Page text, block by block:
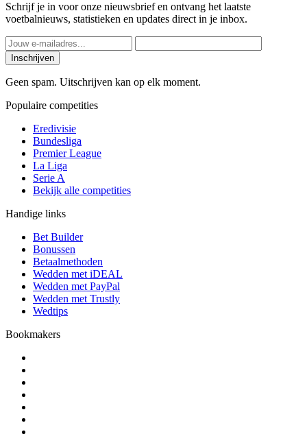
Schrijf je in voor onze nieuwsbrief en ontvang het laatste
voetbalnieuws, statistieken en updates direct in je inbox.
Inschrijven
Geen spam. Uitschrijven kan op elk moment.
Populaire competities
Eredivisie
Bundesliga
Premier League
La Liga
Serie A
Bekijk alle competities
Handige links
Bet Builder
Bonussen
Betaalmethoden
Wedden met iDEAL
Wedden met PayPal
Wedden met Trustly
Wedtips
Bookmakers